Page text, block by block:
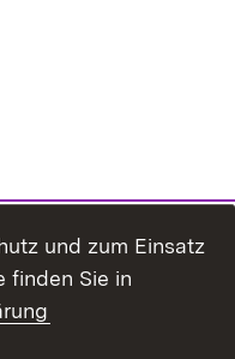
und zum Einsatz
finden Sie in